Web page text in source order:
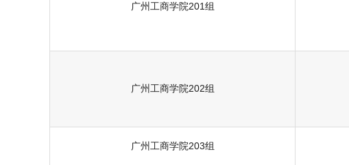
广州工商学院201组
广州工商学院202组
广州工商学院203组